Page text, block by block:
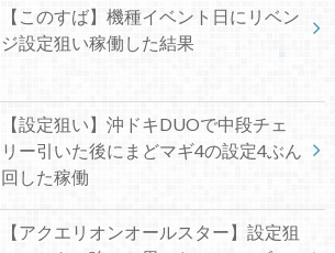
【このすば】機種イベント日にリベン
ジ設定狙い稼働した結果
【設定狙い】沖ドキDUOで中段チェ
リー引いた後にまどマギ4の設定4ぶん
回した稼働
【アクエリオンオールスター】設定狙